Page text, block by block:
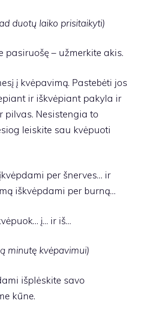
duotų laiko prisitaikyti)
pasiruošę – užmerkite akis.
į kvėpavimą. Pastebėti jos
ir iškvėpiant pakyla ir
pilvas. Nesistengia to
leiskite sau kvėpuoti
per šnerves… ir
iškvėpdami per burną…
į… ir iš…
minutę kvėpavimui)
išplėskite savo
kūne.